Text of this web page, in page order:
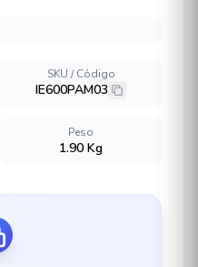
SKU / Código
IE600PAM03
Peso
1.90 Kg